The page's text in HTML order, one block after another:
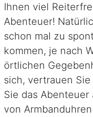
Ihnen viel
Abenteuer!
schon mal zu
kommen, je nach
örtlichen
sich, vertrauen
Sie das
von